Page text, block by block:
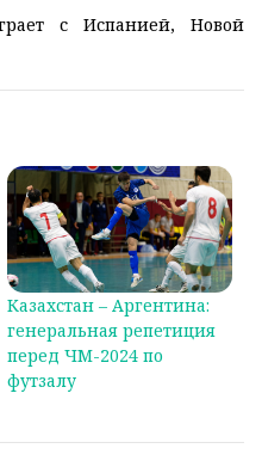
с Испанией, Новой
Казахстан – Аргентина:
генеральная репетиция
перед ЧМ-2024 по
футзалу